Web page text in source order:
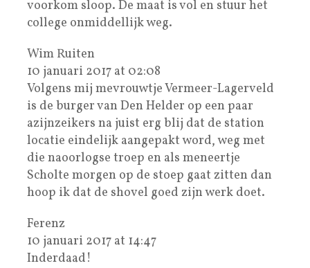
voorkom sloop. De maat is vol en stuur het
college onmiddellijk weg.
Wim Ruiten
10 januari 2017 at 02:08
Volgens mij mevrouwtje Vermeer-Lagerveld
is de burger van Den Helder op een paar
azijnzeikers na juist erg blij dat de station
locatie eindelijk aangepakt word, weg met
die naoorlogse troep en als meneertje
Scholte morgen op de stoep gaat zitten dan
hoop ik dat de shovel goed zijn werk doet.
Ferenz
10 januari 2017 at 14:47
Inderdaad!